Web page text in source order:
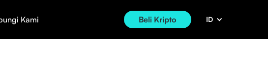
Kami Beli Kripto ID